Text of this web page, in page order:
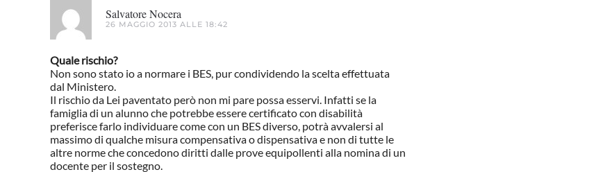
Salvatore Nocera
26 MAGGIO 2013 ALLE 18:42
Quale rischio?
Non sono stato io a normare i BES, pur condividendo la scelta effettuata
dal Ministero.
Il rischio da Lei paventato però non mi pare possa esservi. Infatti se la
famiglia di un alunno che potrebbe essere certificato con disabilità
preferisce farlo individuare come con un BES diverso, potrà avvalersi al
massimo di qualche misura compensativa o dispensativa e non di tutte le
altre norme che concedono diritti dalle prove equipollenti alla nomina di un
docente per il sostegno.